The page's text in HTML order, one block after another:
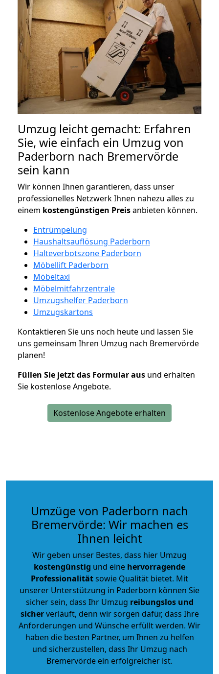
Umzug leicht gemacht: Erfahren
Sie, wie einfach ein Umzug von
Paderborn nach Bremervörde
sein kann
Wir können Ihnen garantieren, dass unser
professionelles Netzwerk Ihnen nahezu alles zu
einem kostengünstigen Preisanbieten können.
Entrümpelung
Haushaltsauflösung Paderborn
Halteverbotszone Paderborn
Möbellift Paderborn
Möbeltaxi
Möbelmitfahrzentrale
Umzugshelfer Paderborn
Umzugskartons
Kontaktieren Sie uns noch heute und lassen Sie
uns gemeinsam Ihren Umzug nach Bremervörde
planen!
Füllen Sie jetzt das Formular aus und erhalten
Sie kostenlose Angebote.
Kostenlose Angebote erhalten
Umzüge von Paderborn nach
Bremervörde: Wir machen es
Ihnen leicht
Wir geben unser Bestes, dass hier Umzug
kostengünstig und eine hervorragende
Professionalitätsowie Qualität bietet. Mit
unserer Unterstützung in Paderborn können Sie
sicher sein, dass Ihr Umzug reibungslos und
sicherverläuft, denn wir sorgen dafür, dass Ihre
Anforderungen und Wünsche erfüllt werden. Wir
haben die besten Partner, um Ihnen zu helfen
und sicherzustellen, dass Ihr Umzug nach
Bremervörde ein erfolgreicher ist.